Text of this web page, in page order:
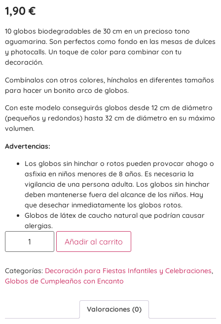
1,90 €
10 globos biodegradables de 30 cm en un precioso tono
aguamarina. Son perfectos como fondo en las mesas de dulces
y photocalls. Un toque de color para combinar con tu
decoración.
Combínalos con otros colores, hínchalos en diferentes tamaños
para hacer un bonito arco de globos.
Con este modelo conseguirás globos desde 12 cm de diámetro
(pequeños y redondos) hasta 32 cm de diámetro en su máximo
volumen.
Advertencias:
Los globos sin hinchar o rotos pueden provocar ahogo o
asfixia en niños menores de 8 años. Es necesaria la
vigilancia de una persona adulta. Los globos sin hinchar
deben mantenerse fuera del alcance de los niños. Hay
que desechar inmediatamente los globos rotos.
Globos de látex de caucho natural que podrían causar
alergias.
Añadir al carrito
Categorías: Decoración para Fiestas Infantiles y Celebraciones,
Globos de Cumpleaños con Encanto
Valoraciones (0)